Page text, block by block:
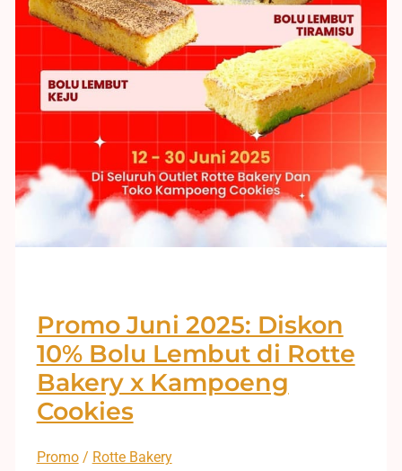
Promo Juni 2025: Diskon
10% Bolu Lembut di Rotte
Bakery x Kampoeng
Cookies
Promo/ Rotte Bakery